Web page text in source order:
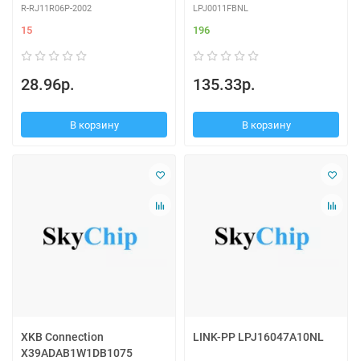
R-RJ11R06P-2002
15
28.96р.
В корзину
LPJ0011FBNL
196
135.33р.
В корзину
XKB Connection
X39ADAB1W1DB1075
LINK-PP LPJ16047A10NL